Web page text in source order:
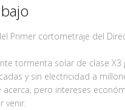
Primer cortometraje del
tormenta solar de clase
y sin electricidad a
pero intereses
venir.